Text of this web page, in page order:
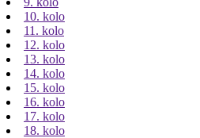
10. kolo
11. kolo
12. kolo
13. kolo
14. kolo
15. kolo
16. kolo
17. kolo
18. kolo